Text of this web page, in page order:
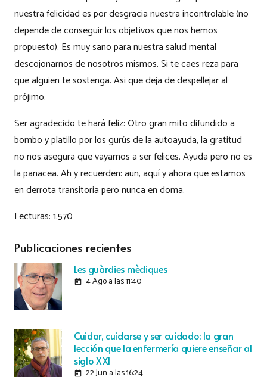
nuestra felicidad es por desgracia nuestra incontrolable (no
depende de conseguir los objetivos que nos hemos
propuesto). Es muy sano para nuestra salud mental
descojonarnos de nosotros mismos. Si te caes reza para
que alguien te sostenga. Asi que deja de despellejar al
prójimo.
Ser agradecido te hará feliz: Otro gran mito difundido a
bombo y platillo por los gurús de la autoayuda, la gratitud
no nos asegura que vayamos a ser felices. Ayuda pero no es
la panacea. Ah y recuerden: aun, aquí y ahora que estamos
en derrota transitoria pero nunca en doma.
Lecturas:1.570
Publicaciones recientes
Les guàrdies mèdiques
today 4 Ago a las 11:40
Cuidar, cuidarse y ser cuidado: la gran
lección que la enfermería quiere enseñar al
siglo XXI
today 22 Jun a las 16:24